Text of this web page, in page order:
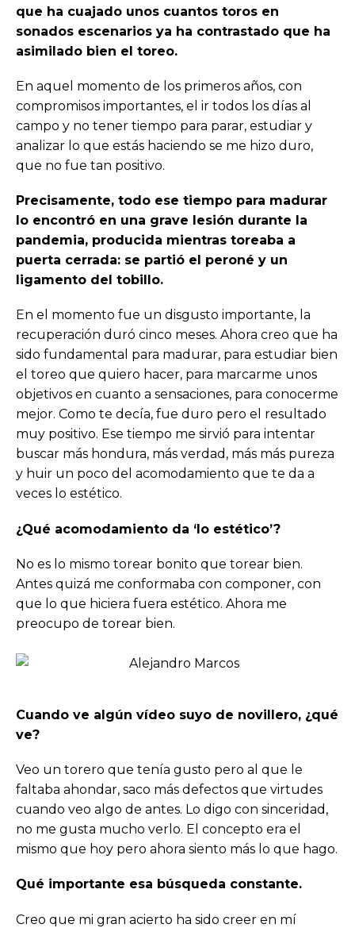
que ha cuajado unos cuantos toros en
sonados escenarios ya ha contrastado que ha
asimilado bien el toreo.
En aquel momento de los primeros años, con
compromisos importantes, el ir todos los días al
campo y no tener tiempo para parar, estudiar y
analizar lo que estás haciendo se me hizo duro,
que no fue tan positivo.
Precisamente, todo ese tiempo para madurar
lo encontró en una grave lesión durante la
pandemia, producida mientras toreaba a
puerta cerrada: se partió el peroné y un
ligamento del tobillo.
En el momento fue un disgusto importante, la
recuperación duró cinco meses. Ahora creo que ha
sido fundamental para madurar, para estudiar bien
el toreo que quiero hacer, para marcarme unos
objetivos en cuanto a sensaciones, para conocerme
mejor. Como te decía, fue duro pero el resultado
muy positivo. Ese tiempo me sirvió para intentar
buscar más hondura, más verdad, más más pureza
y huir un poco del acomodamiento que te da a
veces lo estético.
¿Qué acomodamiento da ‘lo estético’?
No es lo mismo torear bonito que torear bien.
Antes quizá me conformaba con componer, con
que lo que hiciera fuera estético. Ahora me
preocupo de torear bien.
Cuando ve algún vídeo suyo de novillero, ¿qué
ve?
Veo un torero que tenía gusto pero al que le
faltaba ahondar, saco más defectos que virtudes
cuando veo algo de antes. Lo digo con sinceridad,
no me gusta mucho verlo. El concepto era el
mismo que hoy pero ahora siento más lo que hago.
Qué importante esa búsqueda constante.
Creo que mi gran acierto ha sido creer en mí